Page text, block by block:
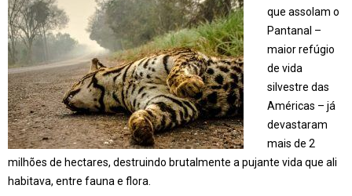
que assolam o
Pantanal –
maior refúgio
de vida
silvestre das
Américas – já
devastaram
mais de 2
milhões de hectares, destruindo brutalmente a pujante vida que ali
habitava, entre fauna e flora.